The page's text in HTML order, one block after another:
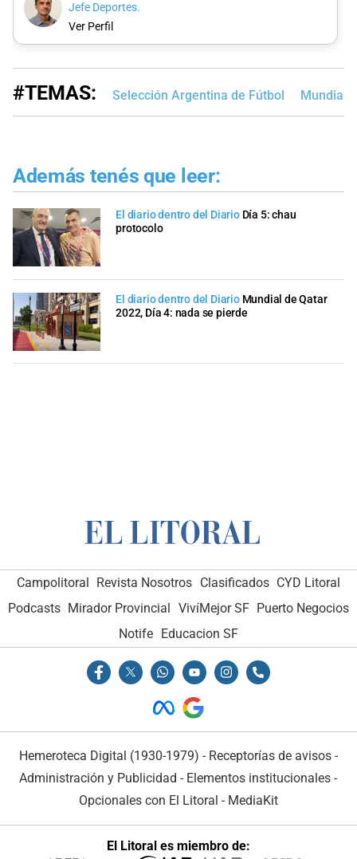
Jefe Deportes.
Ver Perfil
#TEMAS: Selección Argentina de Fútbol Mundial
Además tenés que leer:
El diario dentro del Diario Día 5: chau
protocolo
El diario dentro del Diario Mundial de Qatar
2022, Día 4: nada se pierde
Campolitoral Revista Nosotros Clasificados CYD Litoral
Podcasts Mirador Provincial VivíMejor SF Puerto Negocios
Notife Educacion SF
Hemeroteca Digital (1930-1979) - Receptorías de avisos -
Administración y Publicidad - Elementos institucionales -
Opcionales con El Litoral - MediaKit
El Litoral es miembro de: